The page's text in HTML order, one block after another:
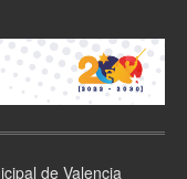
de Valencia